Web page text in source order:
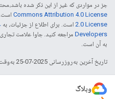
جز در مواردی که غیر از این ذکر شده
Commons Attribution 4.0 License است.
2.0 License است. برای اطلاع از جزئیات، به
Developers‏
به آن است.
تاریخ آخرین به‌روزرسانی 2025-07-25 به‌وقت ساعت هماهنگ جهانی.
وبلاگ